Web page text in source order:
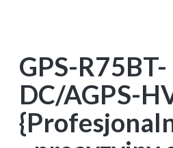
GPS-R75BT-
DC/AGPS-